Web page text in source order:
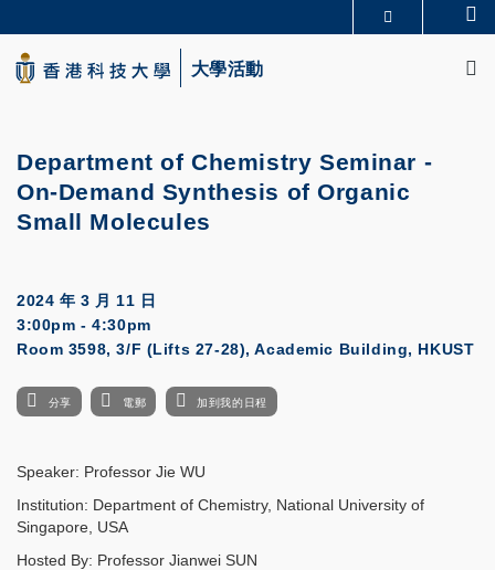
to
main
content
生活@科大
大學活動
Department of Chemistry Seminar -
On-Demand Synthesis of Organic
Small Molecules
2024 年 3 月 11 日
3:00pm - 4:30pm
Room 3598, 3/F (Lifts 27-28), Academic Building, HKUST
分享 電郵 加到我的日程
Speaker: Professor Jie WU
Institution: Department of Chemistry, National University of
Singapore, USA
Hosted By: Professor Jianwei SUN